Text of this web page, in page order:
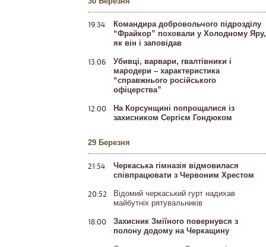
19:34
Командира добровольчого підрозділу
“Фрайкор” поховали у Холодному Яру,
як він і заповідав
13:06
Убивці, варвари, гвалтівники і
мародери – характеристика
“справжнього російського
офіцерства”
12:00
На Корсунщині попрощалися із
захисником Сергієм Гондюком
29 Березня
21:54
Черкаська гімназія відмовилася
співпрацювати з Червоним Хрестом
20:52
Відомий черкаський гурт надихав
майбутніх рятувальників
18:00
Захисник Зміїного повернувся з
полону додому на Черкащину